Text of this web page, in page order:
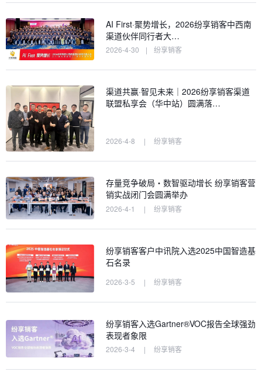
AI First·聚势增长，2026纷享销客中西南
渠道伙伴同行者大…
2026-4-30 | 纷享销客
渠道共赢·智见未来｜2026纷享销客渠道
联盟私享会（华中站）圆满落…
2026-4-8 | 纷享销客
存量竞争破局・数智驱动增长 纷享销客营
销实战闭门会圆满举办
2026-4-1 | 纷享销客
纷享销客客户中讯院入选2025中国智造基
石名录
2026-3-5 | 纷享销客
纷享销客入选Gartner®VOC报告全球强劲
表现者象限
2026-3-4 | 纷享销客